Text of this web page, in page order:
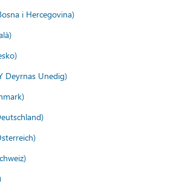
i Hercegovina)
Deyrnas Unedig)